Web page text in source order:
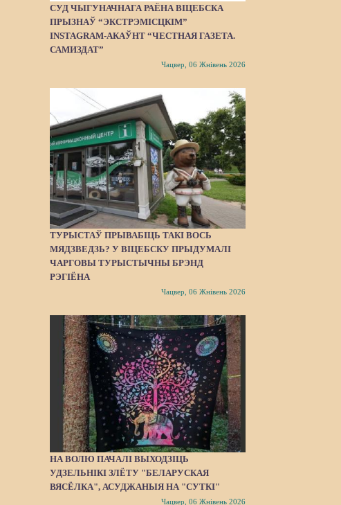
СУД ЧЫГУНАЧНАГА РАЁНА ВІЦЕБСКА
ПРЫЗНАЎ “ЭКСТРЭМІСЦКІМ”
INSTAGRAM-АКАЎНТ “ЧЕСТНАЯ ГАЗЕТА.
САМИЗДАТ”
Чацвер, 06 Жнівень 2026
ТУРЫСТАЎ ПРЫВАБІЦЬ ТАКІ ВОСЬ
МЯДЗВЕДЗЬ? У ВІЦЕБСКУ ПРЫДУМАЛІ
ЧАРГОВЫ ТУРЫСТЫЧНЫ БРЭНД
РЭГІЁНА
Чацвер, 06 Жнівень 2026
НА ВОЛЮ ПАЧАЛІ ВЫХОДЗІЦЬ
УДЗЕЛЬНІКІ ЗЛЁТУ "БЕЛАРУСКАЯ
ВЯСЁЛКА", АСУДЖАНЫЯ НА "СУТКІ"
Чацвер, 06 Жнівень 2026